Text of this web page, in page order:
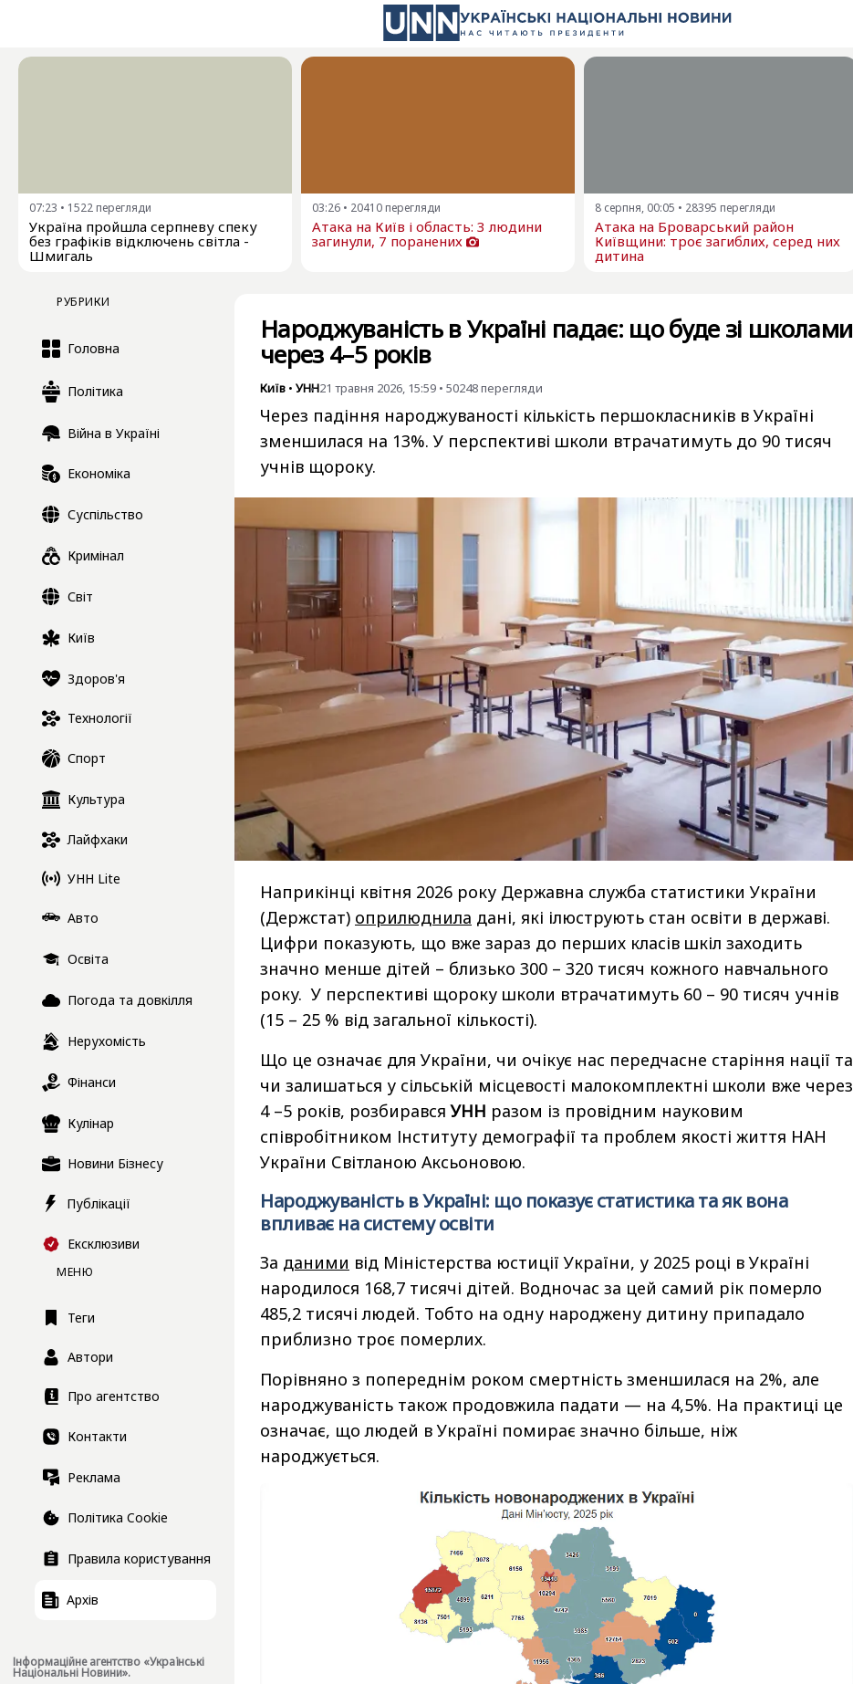
07:23 • 1522 перегляди
Україна пройшла серпневу спеку
без графіків відключень світла -
Шмигаль
03:26 • 20410 перегляди
Атака на Київ і область: 3 людини
загинули, 7 поранених
8 серпня, 00:05 • 28395 перегляди
Атака на Броварський район
Київщини: троє загиблих, серед них
дитина
РУБРИКИ
Головна
Політика
Війна в Україні
Економіка
Суспільство
Кримінал
Світ
Київ
Здоров'я
Технології
Спорт
Культура
Лайфхаки
УНН Lite
Авто
Освіта
Погода та довкілля
Нерухомість
Фінанси
Кулінар
Новини Бізнесу
Публікації
Ексклюзиви
МЕНЮ
Теги
Автори
Про агентство
Контакти
Реклама
Політика Cookie
Правила користування
Архів
Інформаційне агентство «Українські
Національні Новини».
Народжуваність в Україні падає: що буде зі школами
через 4–5 років
Київ • УНН21 травня 2026, 15:59 • 50248перегляди
Через падіння народжуваності кількість першокласників в Україні
зменшилася на 13%. У перспективі школи втрачатимуть до 90 тисяч
учнів щороку.
Наприкінці квітня 2026 року Державна служба статистики України
(Держстат) оприлюднила дані, які ілюструють стан освіти в державі.
Цифри показують, що вже зараз до перших класів шкіл заходить
значно менше дітей – близько 300 – 320 тисяч кожного навчального
року. У перспективі щороку школи втрачатимуть 60 – 90 тисяч учнів
(15 – 25 % від загальної кількості).
Що це означає для України, чи очікує нас передчасне старіння нації та
чи залишаться у сільській місцевості малокомплектні школи вже через
4 –5 років, розбиравсяУНН разом із провідним науковим
співробітником Інституту демографії та проблем якості життя НАН
України Світланою Аксьоновою.
Народжуваність в Україні: що показує статистика та як вона
впливає на систему освіти
За даними від Міністерства юстиції України, у 2025 році в Україні
народилося 168,7 тисячі дітей. Водночас за цей самий рік померло
485,2 тисячі людей. Тобто на одну народжену дитину припадало
приблизно троє померлих.
Порівняно з попереднім роком смертність зменшилася на 2%, але
народжуваність також продовжила падати — на 4,5%. На практиці це
означає, що людей в Україні помирає значно більше, ніж
народжується.